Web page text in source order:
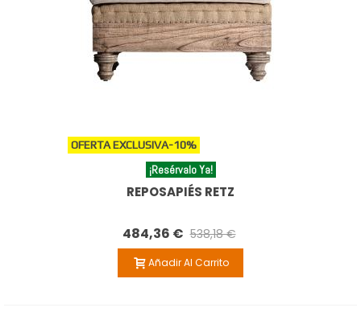
OFERTA EXCLUSIVA-10%
¡Resérvalo Ya!
REPOSAPIÉS RETZ
484,36 € 538,18 €
Añadir Al Carrito